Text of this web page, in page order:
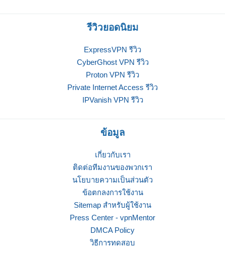
รีวิวยอดนิยม
ExpressVPN รีวิว
CyberGhost VPN รีวิว
Proton VPN รีวิว
Private Internet Access รีวิว
IPVanish VPN รีวิว
ข้อมูล
เกี่ยวกับเรา
ติดต่อทีมงานของพวกเรา
นโยบายความเป็นส่วนตัว
ข้อตกลงการใช้งาน
Sitemap สำหรับผู้ใช้งาน
Press Center - vpnMentor
DMCA Policy
วิธีการทดสอบ